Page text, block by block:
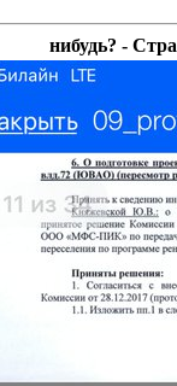
нибудь? -